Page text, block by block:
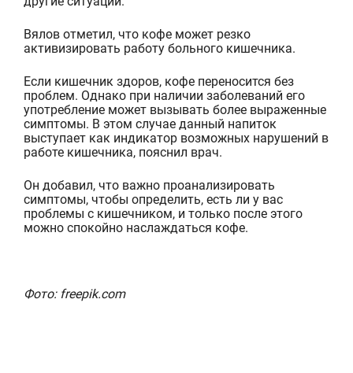
Вялов отметил, что кофе может резко
активизировать работу больного кишечника.
Если кишечник здоров, кофе переносится без
проблем. Однако при наличии заболеваний его
употребление может вызывать более выраженные
симптомы. В этом случае данный напиток
выступает как индикатор возможных нарушений в
работе кишечника, пояснил врач.
Он добавил, что важно проанализировать
симптомы, чтобы определить, есть ли у вас
проблемы с кишечником, и только после этого
можно спокойно наслаждаться кофе.
Фото: freepik.com